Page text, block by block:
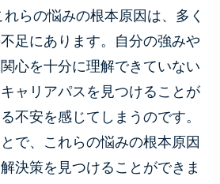
らの悩みの根本原因は、多く
足にあります。自分の強みや
心を十分に理解できていない
ャリアパスを見つけることが
不安を感じてしまうのです。
で、これらの悩みの根本原因
決策を見つけることができま